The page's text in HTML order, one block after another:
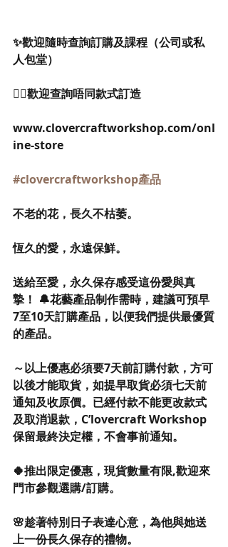
✨歡迎隨時查詢訂購及課程（公司或私
人包堂）
👉🏻歡迎查詢唔同款式訂造
www.clovercraftworkshop.com/onl
ine-store
#clovercraftworkshop產品
不老的花，長久不枯萎。
恆久的愛，永遠保鮮。
送給至愛，永久保存感受這份愛與真
摯！ 🔔花藝產品制作需時，建議可預早
7至10天訂購產品，以便我們提供最優質
的產品。
～以上優惠必須要7天前訂購付款，方可
以後才能取貨，如提早取貨必須七天前
通知及收原價。已經付款不能更改款式
及取消退款，C’lovercraft Workshop
保留最終決定權，不會事前通知。
🍀推出限定優惠，現貨數量有限,歡迎來
門市參觀選購/訂購。
🌸趁著特別日子表達心意，為他與她送
上一份長久保存的禮物。